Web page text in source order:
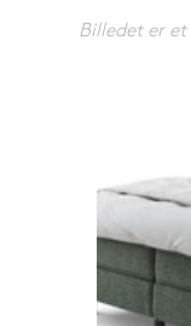
SENG PureCloud
599,-
Billedet er et